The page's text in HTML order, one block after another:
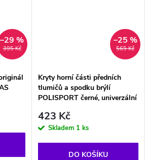
395 Kč
–29 %
565 Kč
–25 %
Kryty horní části předních
tlumičů a spodku brýlí
POLISPORT černé, univerzální
423 Kč
Skladem 1 ks
DO KOŠÍKU